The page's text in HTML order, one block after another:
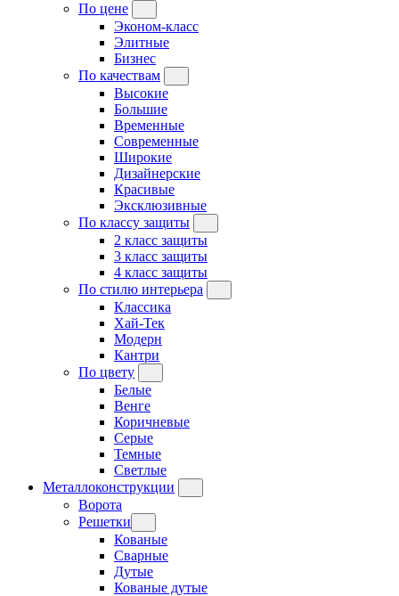
По цене
Эконом-класс
Элитные
Бизнес
По качествам
Высокие
Большие
Временные
Современные
Широкие
Дизайнерские
Красивые
Эксклюзивные
По классу защиты
2 класс защиты
3 класс защиты
4 класс защиты
По стилю интерьера
Классика
Хай-Тек
Модерн
Кантри
По цвету
Белые
Венге
Коричневые
Серые
Темные
Светлые
Металлоконструкции
Ворота
Решетки
Кованые
Сварные
Дутые
Кованые дутые